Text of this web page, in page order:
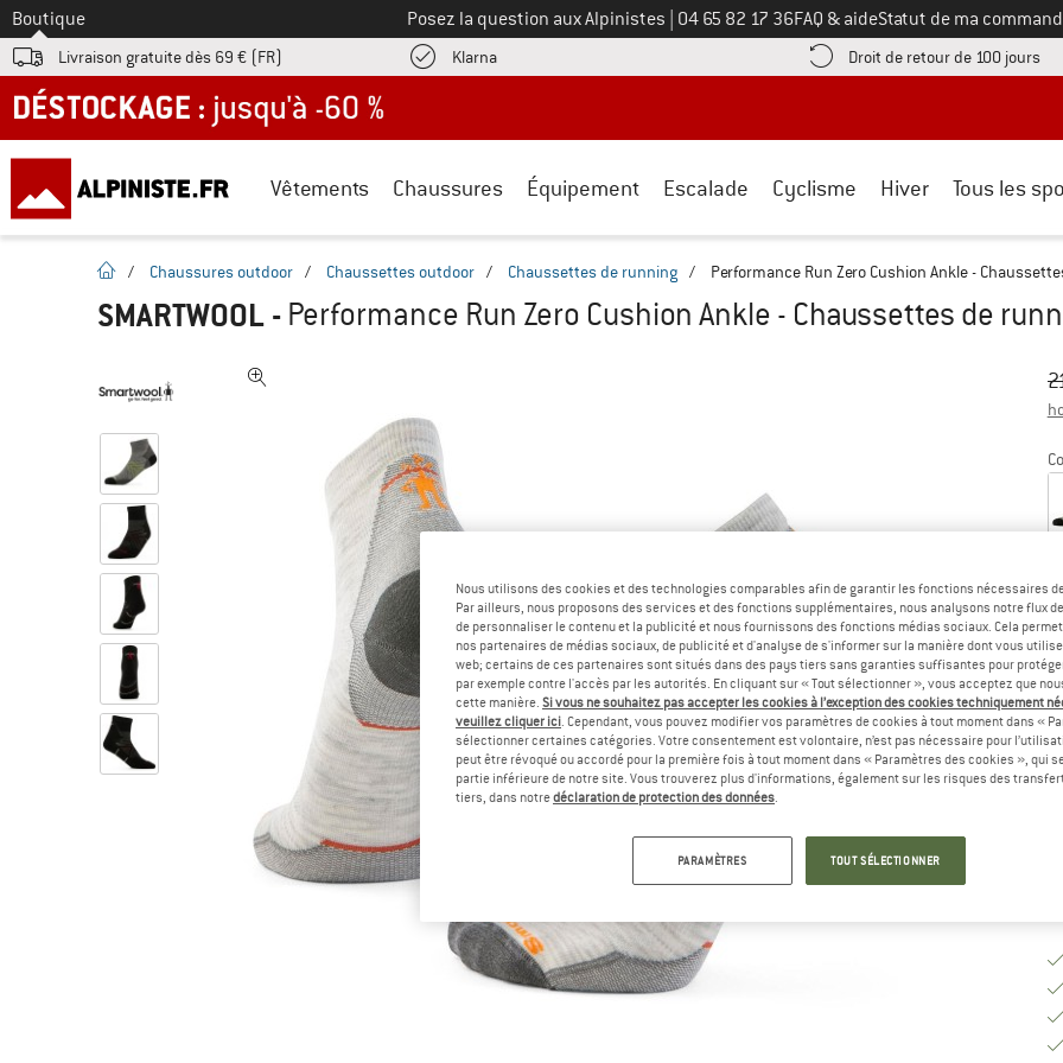
Vers le
Boutique Posez la question aux Alpinistes Appelez-nous au
04 65 82 17 36FAQ & aideStatut de ma
Livraison gratuite dès 69 € (FR) KlarnaTrouve les informations de paiement ici ! Ouvre une boîte d'information
Droit de retour de 100 jours
DÉSTOCKAGE : jusqu'à -60 %
Vêtements Chaussures Équipement Escalade Cyclisme Hiver Tous les
Page d'accueil
/ Chaussures outdoor / Chaussettes outdoor / Chaussettes de running / Performance Run Zero Cushion Ankle -
SMARTWOOL - Performance Run Zero Cushion Ankle - Chaussettes de
Nous utilisons des cookies et des technologies comparables afin de garantir les fonctions nécessaires
Par ailleurs, nous proposons des services et des fonctions supplémentaires, nous analysons notre flux
de personnaliser le contenu et la publicité et nous fournissons des fonctions médias sociaux. Cela
nos partenaires de médias sociaux, de publicité et d'analyse de s'informer sur la manière dont vous
web; certains de ces partenaires sont situés dans des pays tiers sans garanties suffisantes pour
par exemple contre l'accès par les autorités. En cliquant sur « Tout sélectionner », vous acceptez que
cette manière. Si vous ne souhaitez pas accepter les cookies à l’exception des cookies techniquement
veuillez cliquer ici. Cependant, vous pouvez modifier vos paramètres de cookies à tout moment dans «
sélectionner certaines catégories. Votre consentement est volontaire, n’est pas nécessaire pour
peut être révoqué ou accordé pour la première fois à tout moment dans « Paramètres des cookies », qui
partie inférieure de notre site. Vous trouverez plus d'informations, également sur les risques des
tiers, dans notredéclaration de protection des données.
PARAMÈTRES TOUT SÉLECTIONNER